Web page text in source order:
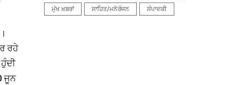
ਰਹੇ
ਜੂਨ
ਮੁੱਖ ਖ਼ਬਰਾਂ ਸਾਹਿਤ/ਮਨੋਰੰਜਨ ਸੰਪਾਦਕੀ